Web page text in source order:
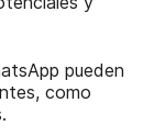
pueden
como